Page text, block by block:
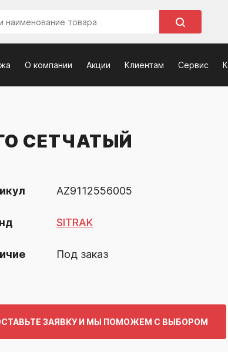
О компании Акции Клиентам Сервис
СЕТЧАТЫЙ
AZ9112556005
SITRAK
Под заказ
ЗАЯВКУ И МЫ ПОМОЖЕМ С ВЫБОРОМ